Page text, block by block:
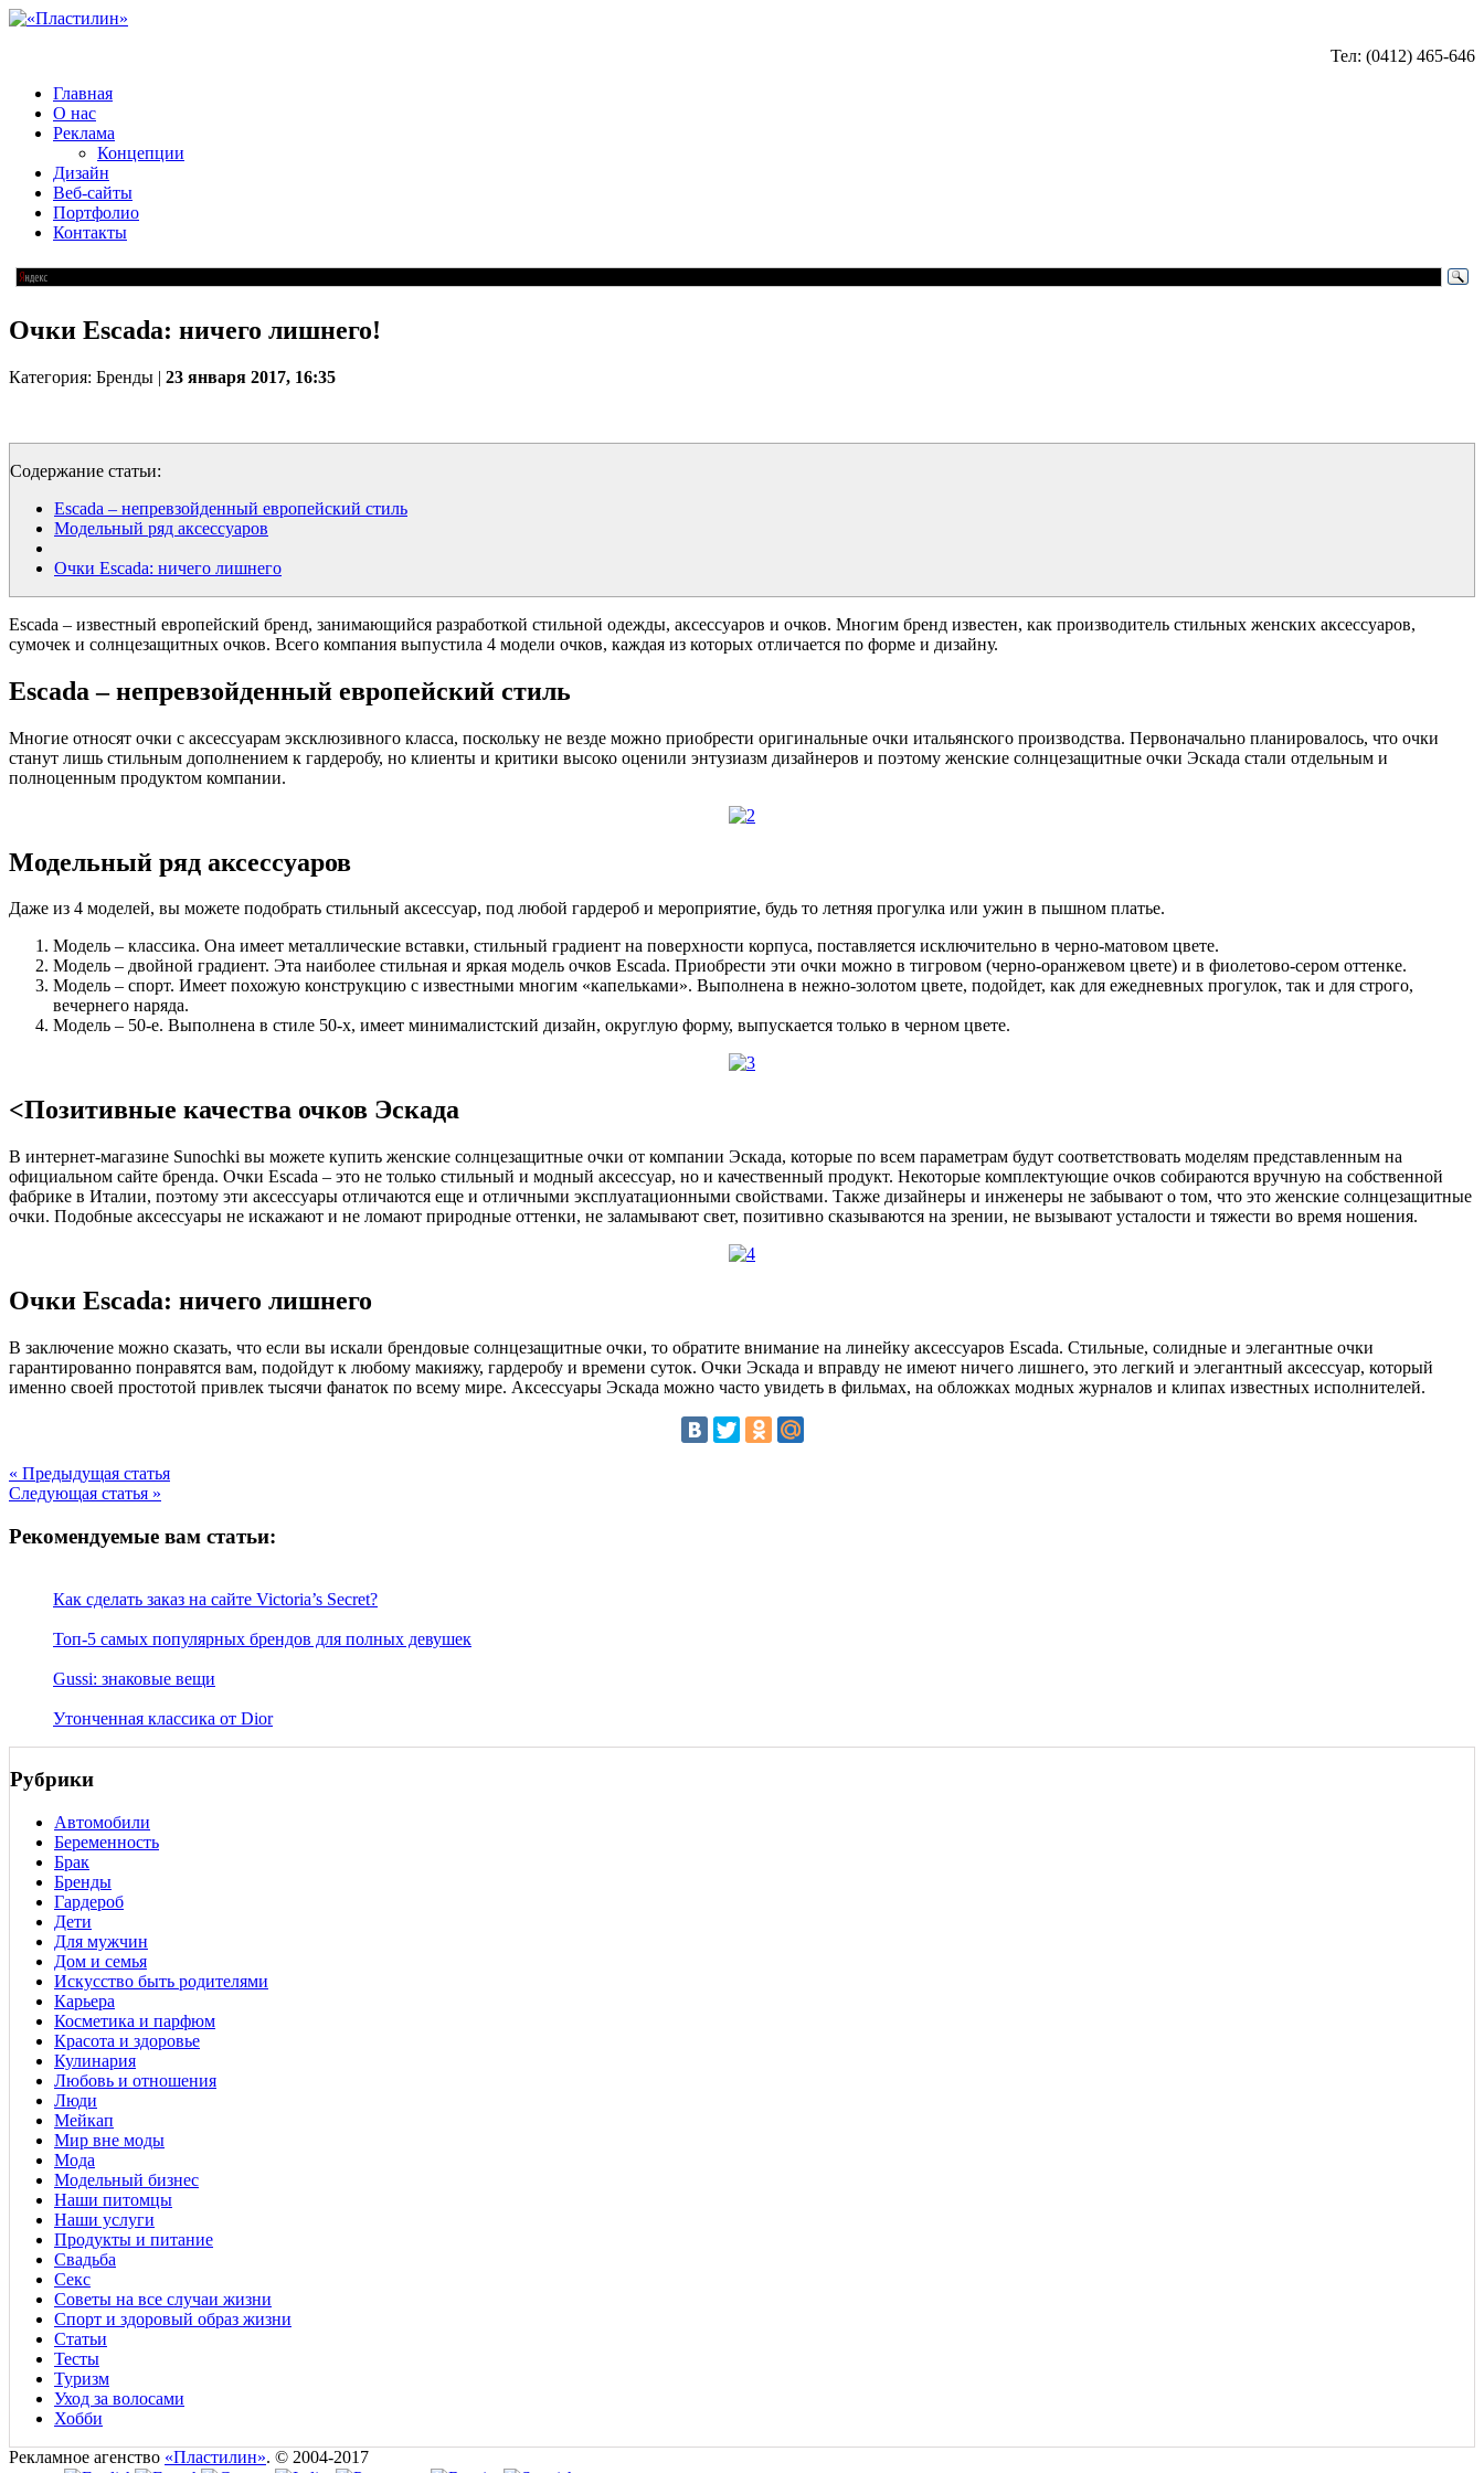
Тел: (0412) 465-646
Главная
О нас
Реклама
Концепции
Дизайн
Веб-сайты
Портфолио
Контакты
Очки Escada: ничего лишнего!
Категория: Бренды | 23 января 2017, 16:35
Содержание статьи:
Escada – непревзойденный европейский стиль
Модельный ряд аксессуаров
Очки Escada: ничего лишнего
Escada – известный европейский бренд, занимающийся разработкой стильной одежды, аксессуаров и очков. Многим бренд известен, как производитель стильных женских аксессуаров,
сумочек и солнцезащитных очков. Всего компания выпустила 4 модели очков, каждая из которых отличается по форме и дизайну.
Escada – непревзойденный европейский стиль
Многие относят очки с аксессуарам эксклюзивного класса, поскольку не везде можно приобрести оригинальные очки итальянского производства. Первоначально планировалось, что очки
станут лишь стильным дополнением к гардеробу, но клиенты и критики высоко оценили энтузиазм дизайнеров и поэтому женские солнцезащитные очки Эскада стали отдельным и
полноценным продуктом компании.
Модельный ряд аксессуаров
Даже из 4 моделей, вы можете подобрать стильный аксессуар, под любой гардероб и мероприятие, будь то летняя прогулка или ужин в пышном платье.
Модель – классика. Она имеет металлические вставки, стильный градиент на поверхности корпуса, поставляется исключительно в черно-матовом цвете.
Модель – двойной градиент. Эта наиболее стильная и яркая модель очков Escada. Приобрести эти очки можно в тигровом (черно-оранжевом цвете) и в фиолетово-сером оттенке.
Модель – спорт. Имеет похожую конструкцию с известными многим «капельками». Выполнена в нежно-золотом цвете, подойдет, как для ежедневных прогулок, так и для строго,
вечернего наряда.
Модель – 50-е. Выполнена в стиле 50-х, имеет минималистский дизайн, округлую форму, выпускается только в черном цвете.
<Позитивные качества очков Эскада
В интернет-магазине Sunochki вы можете купить женские солнцезащитные очки от компании Эскада, которые по всем параметрам будут соответствовать моделям представленным на
официальном сайте бренда. Очки Escada – это не только стильный и модный аксессуар, но и качественный продукт. Некоторые комплектующие очков собираются вручную на собственной
фабрике в Италии, поэтому эти аксессуары отличаются еще и отличными эксплуатационными свойствами. Также дизайнеры и инженеры не забывают о том, что это женские солнцезащитные
очки. Подобные аксессуары не искажают и не ломают природные оттенки, не заламывают свет, позитивно сказываются на зрении, не вызывают усталости и тяжести во время ношения.
Очки Escada: ничего лишнего
В заключение можно сказать, что если вы искали брендовые солнцезащитные очки, то обратите внимание на линейку аксессуаров Escada. Стильные, солидные и элегантные очки
гарантированно понравятся вам, подойдут к любому макияжу, гардеробу и времени суток. Очки Эскада и вправду не имеют ничего лишнего, это легкий и элегантный аксессуар, который
именно своей простотой привлек тысячи фанаток по всему мире. Аксессуары Эскада можно часто увидеть в фильмах, на обложках модных журналов и клипах известных исполнителей.
« Предыдущая статья
Следующая статья »
Рекомендуемые вам статьи:
Как сделать заказ на сайте Victoria’s Secret?
Топ-5 самых популярных брендов для полных девушек
Gussi: знаковые вещи
Утонченная классика от Dior
Рубрики
Автомобили
Беременность
Брак
Бренды
Гардероб
Дети
Для мужчин
Дом и семья
Искусство быть родителями
Карьера
Косметика и парфюм
Красота и здоровье
Кулинария
Любовь и отношения
Люди
Мейкап
Мир вне моды
Мода
Модельный бизнес
Наши питомцы
Наши услуги
Продукты и питание
Свадьба
Секс
Советы на все случаи жизни
Спорт и здоровый образ жизни
Статьи
Тесты
Туризм
Уход за волосами
Хобби
Рекламное агенство «Пластилин». © 2004-2017